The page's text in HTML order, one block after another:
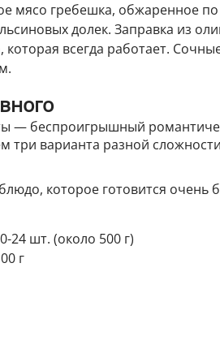
мясо гребешка, обжаренное
долек. Заправка из
всегда работает.
беспроигрышный
три варианта разной
которое готовится очень
24 шт. (около 500 г)
г